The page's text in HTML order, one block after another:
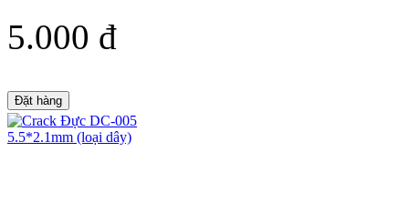
5.000 đ
Đặt hàng